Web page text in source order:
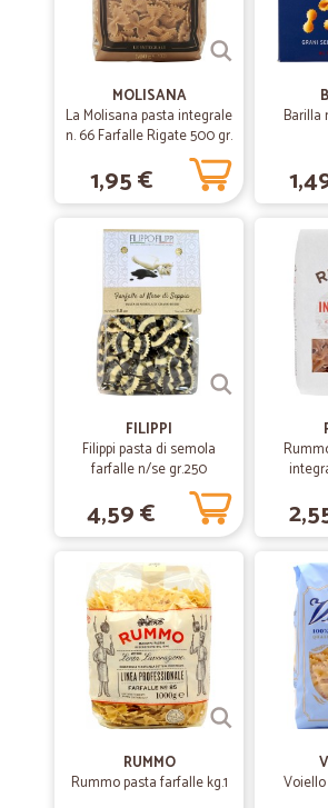
MOLISANA
La Molisana pasta integrale
n. 66 Farfalle Rigate 500 gr.
1,95 €
Barilla
FILIPPI
Filippi pasta di semola
farfalle n/se gr.250
4,59 €
RUMMO
Rummo pasta farfalle kg.1